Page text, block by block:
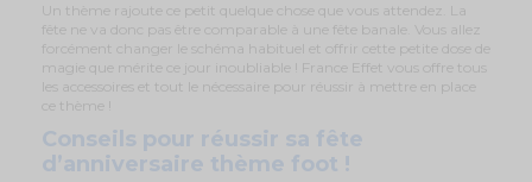
Un thème rajoute ce petit quelque chose que vous attendez. La
fête ne va donc pas être comparable à une fête banale. Vous allez
forcément changer le schéma habituel et offrir cette petite dose de
magie que mérite ce jour inoubliable ! France Effet vous offre tous
les accessoires et tout le nécessaire pour réussir à mettre en place
ce thème !
Conseils pour réussir sa fête
d’anniversaire thème foot !